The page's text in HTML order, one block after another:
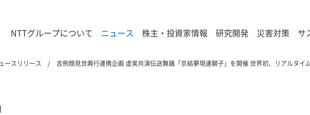
NTTグループについて ニュース 株主・投資家情報 研究開発 災害対策 サ
ースリリース 吉例顔見世興行連携企画 虚実共演伝送舞踊「京結夢現連獅子」を開催 世界初、リアルタイ